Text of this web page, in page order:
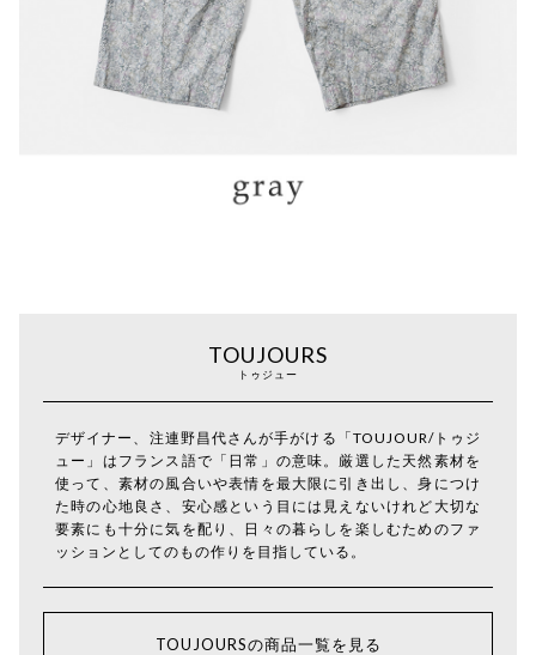
TOUJOURS
トゥジュー
デザイナー、注連野昌代さんが手がける「TOUJOUR/トゥジ
ュー」はフランス語で「日常」の意味。厳選した天然素材を
使って、素材の風合いや表情を最大限に引き出し、身につけ
た時の心地良さ、安心感という目には見えないけれど大切な
要素にも十分に気を配り、日々の暮らしを楽しむためのファ
ッションとしてのもの作りを目指している。
TOUJOURSの商品一覧を見る